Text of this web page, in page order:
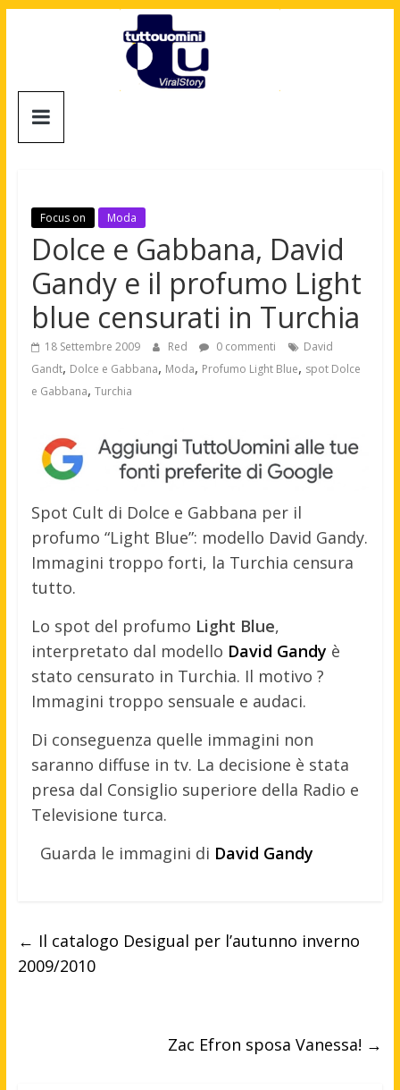
Tuttouomini
Motori,
gay
news
moda
maschile
Focus on Moda
Dolce e Gabbana, David
Gandy e il profumo Light
blue censurati in Turchia
18 Settembre 2009 Red 0 commenti
David
Gandt, Dolce e Gabbana, Moda, Profumo Light Blue, spot Dolce
e Gabbana, Turchia
Spot Cult di Dolce e Gabbana per il
profumo “Light Blue”: modello David Gandy.
Immagini troppo forti, la Turchia censura
tutto.
Lo spot del profumo Light Blue,
interpretato dal modello David Gandy è
stato censurato in Turchia. Il motivo ?
Immagini troppo sensuale e audaci.
Di conseguenza quelle immagini non
saranno diffuse in tv. La decisione è stata
presa dal Consiglio superiore della Radio e
Televisione turca.
Guarda le immagini di David Gandy
← Il catalogo Desigual per l’autunno inverno
2009/2010
Zac Efron sposa Vanessa! →